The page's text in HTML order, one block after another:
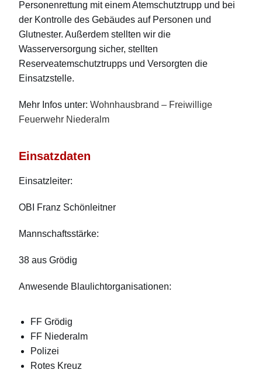
Personenrettung mit einem Atemschutztrupp und bei
der Kontrolle des Gebäudes auf Personen und
Glutnester. Außerdem stellten wir die
Wasserversorgung sicher, stellten
Reserveatemschutztrupps und Versorgten die
Einsatzstelle.
Mehr Infos unter:Wohnhausbrand – Freiwillige
Feuerwehr Niederalm
Einsatzdaten
Einsatzleiter:
OBI Franz Schönleitner
Mannschaftsstärke:
38 aus Grödig
Anwesende Blaulichtorganisationen:
FF Grödig
FF Niederalm
Polizei
Rotes Kreuz